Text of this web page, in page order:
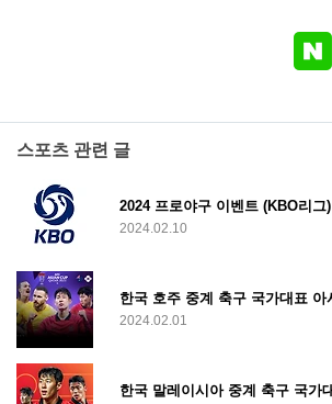
스포츠 관련 글
2024 프로야구 이벤트 (KBO리그)
2024.02.10
2024.02.01